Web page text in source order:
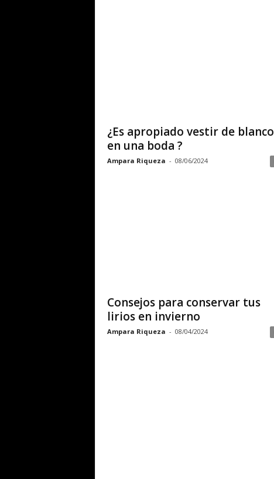
¿Es apropiado vestir de blanco
en una boda ?
Ampara Riqueza - 08/06/2024
Consejos para conservar tus
lirios en invierno
Ampara Riqueza - 08/04/2024